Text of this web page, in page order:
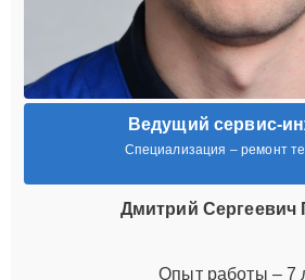
Ведущий сервис-
Специализация – ремонт
Дмитрий Сергеевич
Опыт работы – 7